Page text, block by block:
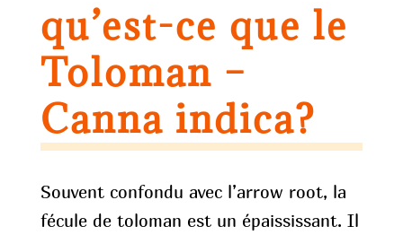
qu’est-ce que le
Toloman –
Canna indica?
Souvent confondu avec l’arrow root, la
fécule de toloman est un épaississant. Il